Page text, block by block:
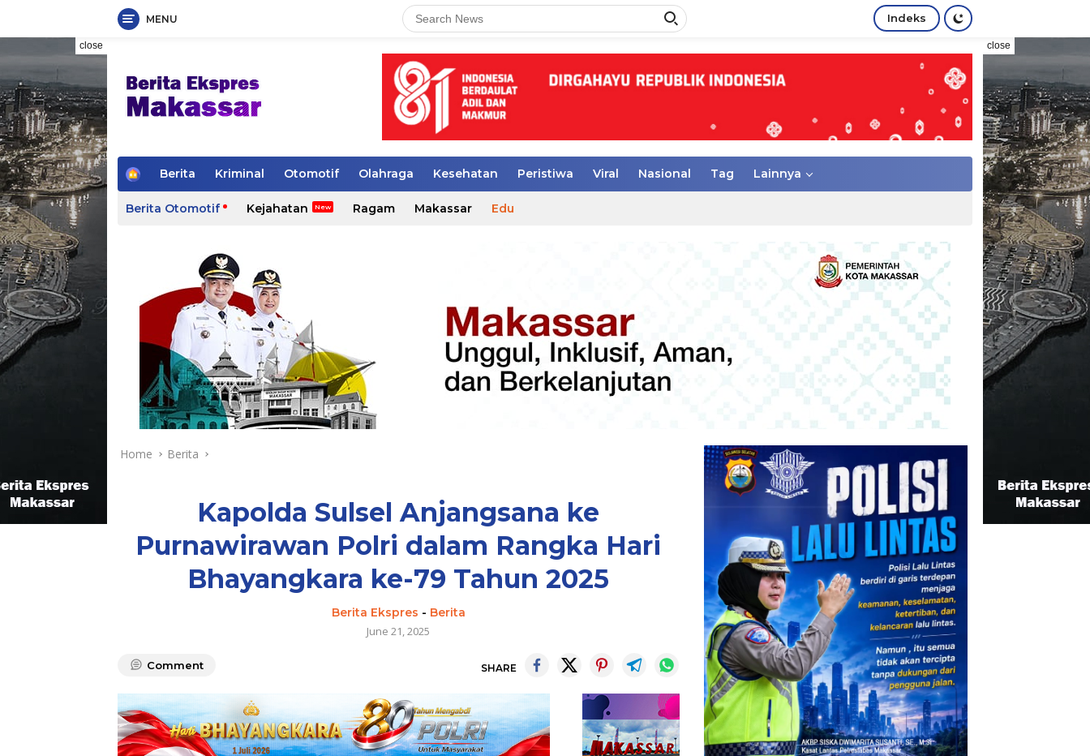
content
MENU Indeks
close close
H
m
e
Berita Kriminal Otomotif Olahraga Kesehatan Peristiwa Viral Nasional Tag Lainnya
Berita Otomotif Kejahatan Ragam Makassar Edu
Home Berita
Kapolda Sulsel Anjangsana ke
Purnawirawan Polri dalam Rangka Hari
Bhayangkara ke-79 Tahun 2025
Berita Ekspres - Berita
June 21, 2025
Comment SHARE